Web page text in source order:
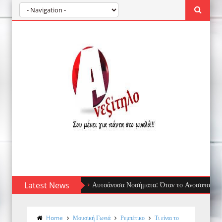
Latest NewsΑυτοάνοσα Νοσήματα: Όταν το Ανοσοποιητικό
Home Μουσική Γωνιά Ρεμπέτικο
Τι είναι το